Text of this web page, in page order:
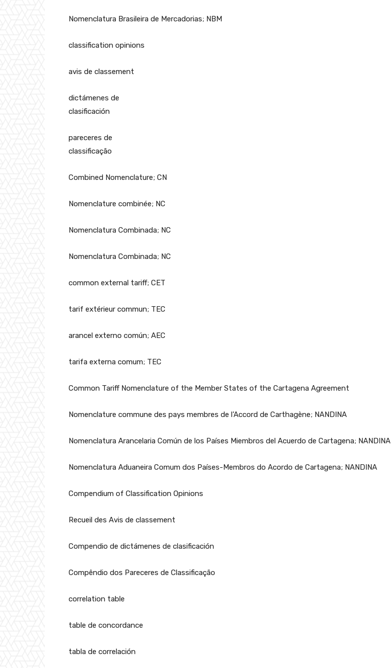
Nomenclatura Brasileira de Mercadorias; NBM
classification opinions
avis de classement
dictámenes de
clasificación
pareceres de
classificação
Combined Nomenclature; CN
Nomenclature combinée; NC
Nomenclatura Combinada; NC
Nomenclatura Combinada; NC
common external tariff; CET
tarif extérieur commun; TEC
arancel externo común; AEC
tarifa externa comum; TEC
Common Tariff Nomenclature of the Member States of the Cartagena Agreement
Nomenclature commune des pays membres de l’Accord de Carthagène; NANDINA
Nomenclatura Arancelaria Común de los Países Miembros del Acuerdo de Cartagena; NANDINA
Nomenclatura Aduaneira Comum dos Países-Membros do Acordo de Cartagena; NANDINA
Compendium of Classification Opinions
Recueil des Avis de classement
Compendio de dictámenes de clasificación
Compêndio dos Pareceres de Classificação
correlation table
table de concordance
tabla de correlación